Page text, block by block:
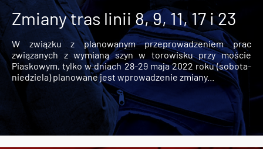
Zmiany tras linii 8, 9, 11, 17 i 23
W związku z planowanym przeprowadzeniem prac
związanych z wymianą szyn w torowisku przy moście
Piaskowym, tylko w dniach 28-29 maja 2022 roku (sobota-
niedziela) planowane jest wprowadzenie zmiany...